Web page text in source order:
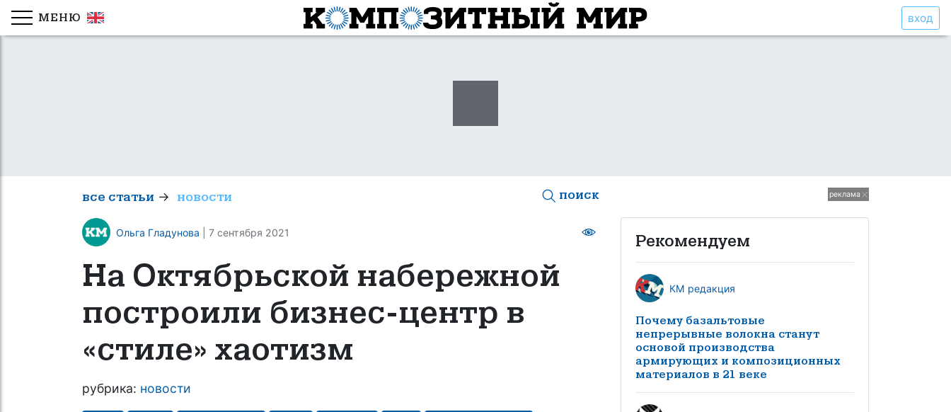
МЕНЮ вход
все статьи → новости поиск
Ольга Гладунова | 7 сентября 2021
На Октябрьской набережной
построили бизнес-центр в
«стиле» хаотизм
рубрика: новости
реклама
Рекомендуем
КМ редакция
Почему базальтовые
непрерывные волокна станут
основой производства
армирующих и композиционных
материалов в 21 веке